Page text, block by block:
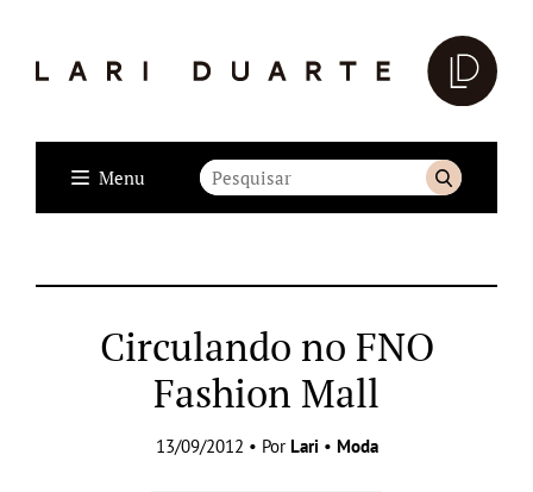
Menu
Circulando no FNO
Fashion Mall
13/09/2012 • Por Lari • Moda